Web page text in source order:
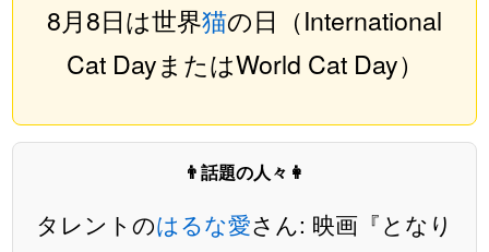
8月8日は世界猫の日（International
Cat DayまたはWorld Cat Day）
👨話題の人々👩
タレントのはるな愛さん: 映画『となり